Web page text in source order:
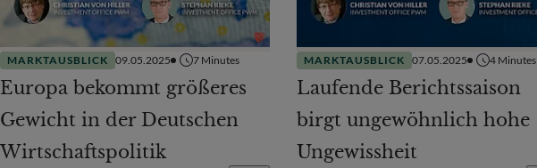
MARKTAUSBLICK 09.05.2025 7 Minutes
Europa bekommt größeres
Gewicht in der Deutschen
Wirtschaftspolitik
MARKTAUSBLICK 07.05.2025 4 Minutes
Laufende Berichtssaison
birgt ungewöhnlich hohe
Ungewissheit